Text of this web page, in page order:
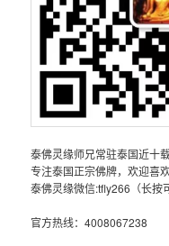
泰佛灵缘师兄常驻泰国近十
专注泰国正宗佛牌，欢迎喜
泰佛灵缘微信:tfly266（长按
官方热线：4008067238